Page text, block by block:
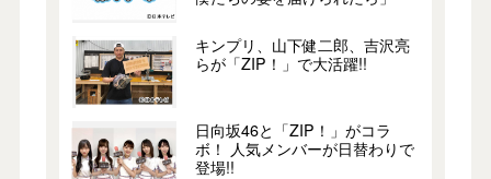
キンプリ、山下健二郎、吉沢亮
らが「ZIP！」で大活躍!!
日向坂46と「ZIP！」がコラ
ボ！ 人気メンバーが日替わりで
登場!!